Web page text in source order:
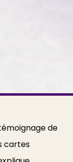
de
cartes